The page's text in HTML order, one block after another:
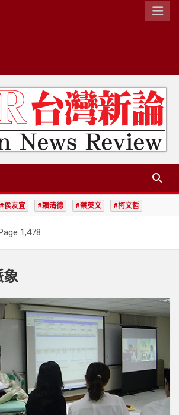
島國際策略有限公司
#侯友宜 #賴清德 #蔡英文 #柯文哲
1,478
象